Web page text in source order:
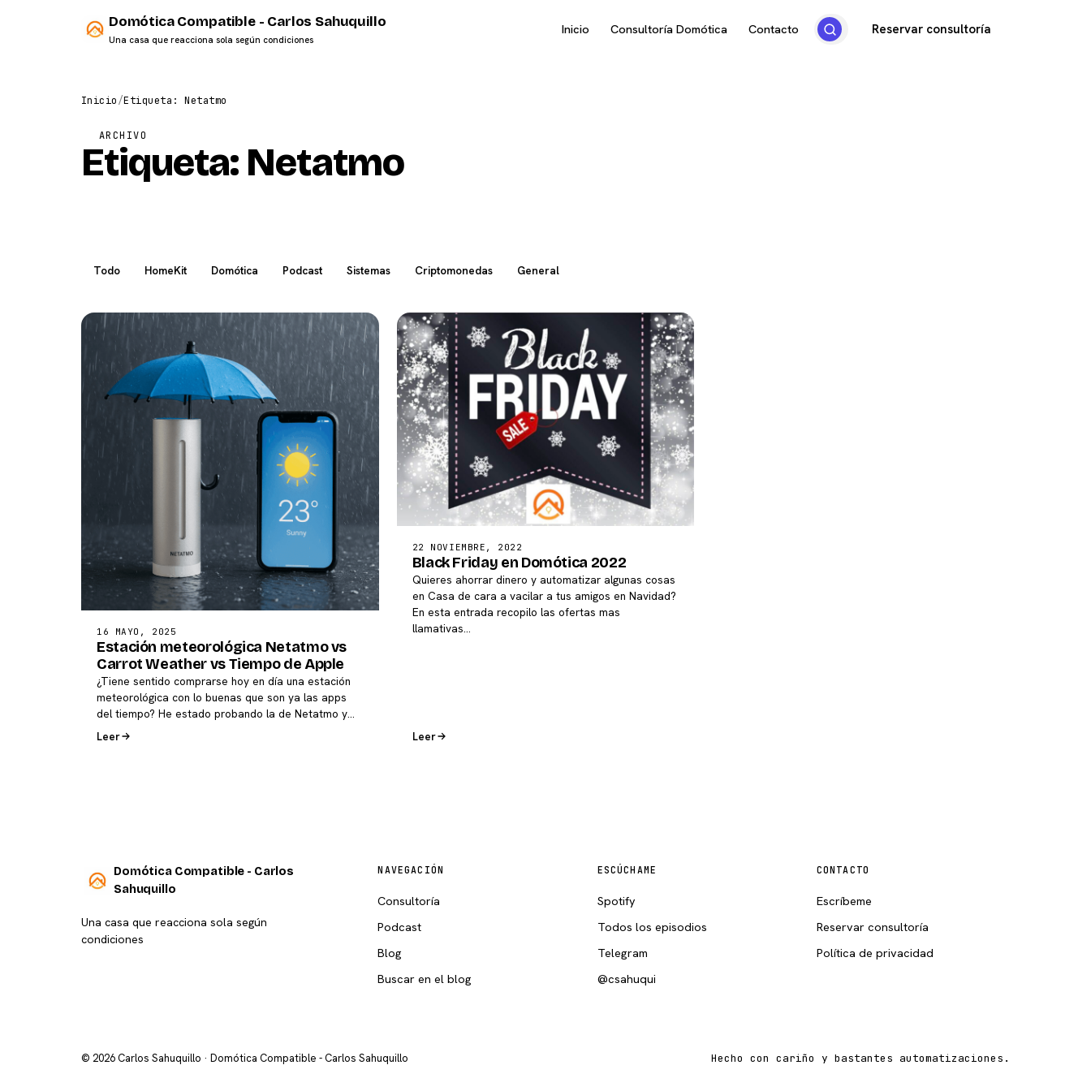
Domótica Compatible - Carlos Sahuquillo
Una casa que reacciona sola según condiciones
Inicio Consultoría Domótica Contacto Reservar consultoría
Inicio/Etiqueta: Netatmo
ARCHIVO
Etiqueta: Netatmo
Todo HomeKit Domótica Podcast Sistemas Criptomonedas General
16 MAYO, 2025
Estación meteorológica Netatmo vs
Carrot Weather vs Tiempo de Apple
¿Tiene sentido comprarse hoy en día una estación
meteorológica con lo buenas que son ya las apps
del tiempo? He estado probando la de Netatmo y…
Leer
22 NOVIEMBRE, 2022
Black Friday en Domótica 2022
Quieres ahorrar dinero y automatizar algunas cosas
en Casa de cara a vacilar a tus amigos en Navidad?
En esta entrada recopilo las ofertas mas
llamativas…
Leer
Domótica Compatible - Carlos
Sahuquillo
Una casa que reacciona sola según
condiciones
NAVEGACIÓN
Consultoría
Podcast
Blog
Buscar en el blog
ESCÚCHAME
Spotify
Todos los episodios
Telegram
@csahuqui
CONTACTO
Escríbeme
Reservar consultoría
Política de privacidad
© 2026 Carlos Sahuquillo · Domótica Compatible - Carlos Sahuquillo Hecho con cariño y bastantes automatizaciones.